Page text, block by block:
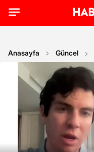
Anasayfa Güncel